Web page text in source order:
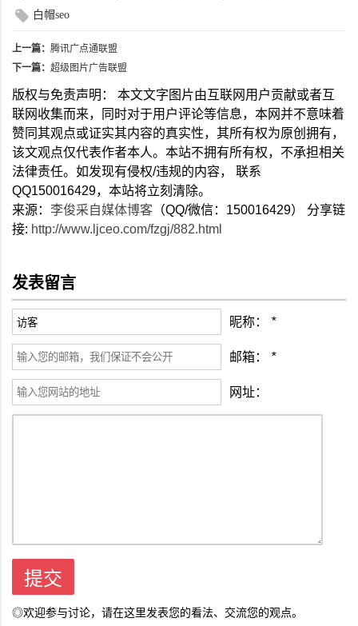
白帽seo
上一篇： 腾讯广点通联盟
下一篇： 超级图片广告联盟
版权与免责声明： 本文文字图片由互联网用户贡献或者互
联网收集而来，同时对于用户评论等信息，本网并不意味着
赞同其观点或证实其内容的真实性，其所有权为原创拥有，
该文观点仅代表作者本人。本站不拥有所有权，不承担相关
法律责任。如发现有侵权/违规的内容， 联系
QQ150016429，本站将立刻清除。
来源： 李俊采自媒体博客 （QQ/微信：150016429） 分享链
接: http://www.ljceo.com/fzgj/882.html
发表留言
昵称： *
邮箱： *
网址：
◎欢迎参与讨论，请在这里发表您的看法、交流您的观点。